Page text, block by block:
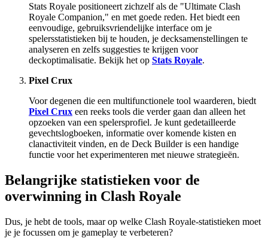
Stats Royale positioneert zichzelf als de "Ultimate Clash
Royale Companion," en met goede reden. Het biedt een
eenvoudige, gebruiksvriendelijke interface om je
spelersstatistieken bij te houden, je decksamenstellingen te
analyseren en zelfs suggesties te krijgen voor
deckoptimalisatie. Bekijk het op Stats Royale.
Pixel Crux
Voor degenen die een multifunctionele tool waarderen, biedt
Pixel Crux een reeks tools die verder gaan dan alleen het
opzoeken van een spelersprofiel. Je kunt gedetailleerde
gevechtslogboeken, informatie over komende kisten en
clanactiviteit vinden, en de Deck Builder is een handige
functie voor het experimenteren met nieuwe strategieën.
Belangrijke statistieken voor de
overwinning in Clash Royale
Dus, je hebt de tools, maar op welke Clash Royale-statistieken moet
je je focussen om je gameplay te verbeteren?